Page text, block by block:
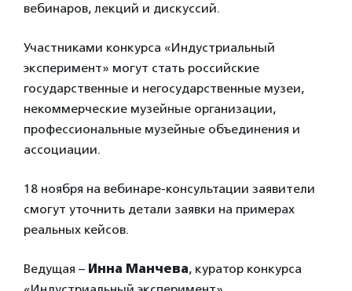
вебинаров, лекций и дискуссий.
Участниками конкурса «Индустриальный
эксперимент» могут стать российские
государственные и негосударственные музеи,
некоммерческие музейные организации,
профессиональные музейные объединения и
ассоциации.
18 ноября на вебинаре-консультации заявители
смогут уточнить детали заявки на примерах
реальных кейсов.
Ведущая – Инна Манчева, куратор конкурса